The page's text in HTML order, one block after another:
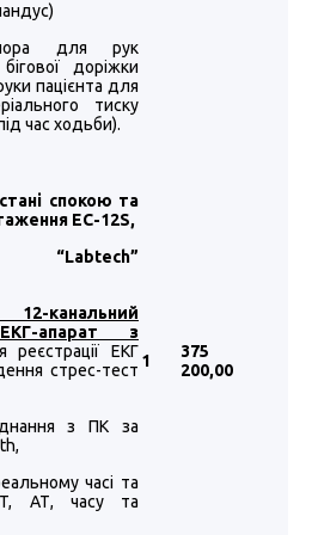
для рук
доріжки
пацієнта для
тиску
час ходьби).
спокою та
EC-12S,
“Labtech”
12-канальний
апарат з
реєстрації ЕКГ
стрес-тест
з ПК за
часі та
АТ, часу та
1
375
200,00